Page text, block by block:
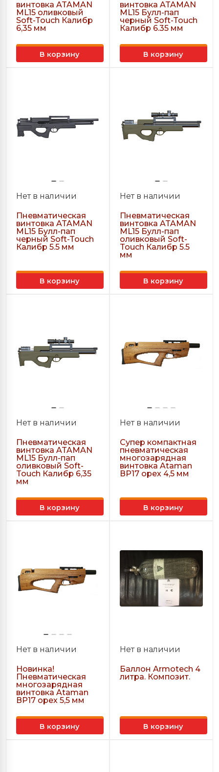
винтовка ATAMAN
ML15 оливковый
Soft-Touch Калибр
6,35 мм
В корзину
винтовка ATAMAN
ML15 Булл-пап
черный Soft-Touch
Калибр 6.35 мм
В корзину
Нет в наличии
Пневматическая
винтовка ATAMAN
ML15 Булл-пап
черный Soft-Touch
Калибр 5.5 мм
В корзину
Нет в наличии
Пневматическая
винтовка ATAMAN
ML15 Булл-пап
оливковый Soft-
Touch Калибр 5.5
мм
В корзину
Нет в наличии
Пневматическая
винтовка ATAMAN
ML15 Булл-пап
оливковый Soft-
Touch Калибр 6,35
мм
В корзину
Нет в наличии
Супер компактная
пневматическая
многозарядная
винтовка Ataman
ВР17 орех 4,5 мм
В корзину
Нет в наличии
Новинка!
Пневматическая
многозарядная
винтовка Ataman
ВР17 орех 5,5 мм
В корзину
Нет в наличии
Баллон Armotech 4
литра. Композит.
В корзину